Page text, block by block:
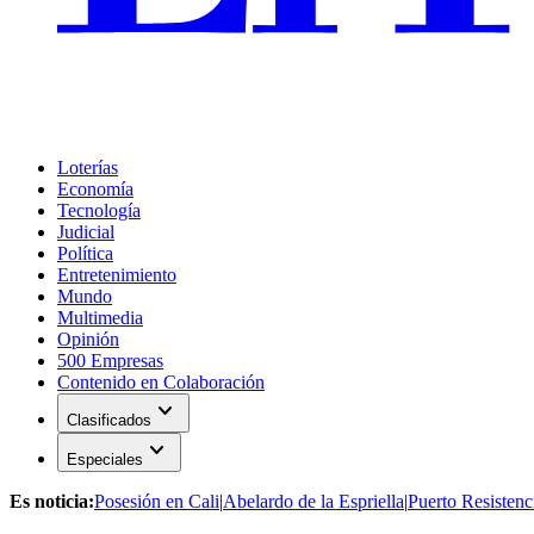
Loterías
Economía
Tecnología
Judicial
Política
Entretenimiento
Mundo
Multimedia
Opinión
500 Empresas
Contenido en Colaboración
Clasificados expand_more
Especiales expand_more
Es noticia:Posesión en Cali|Abelardo de la Espriella|Puerto